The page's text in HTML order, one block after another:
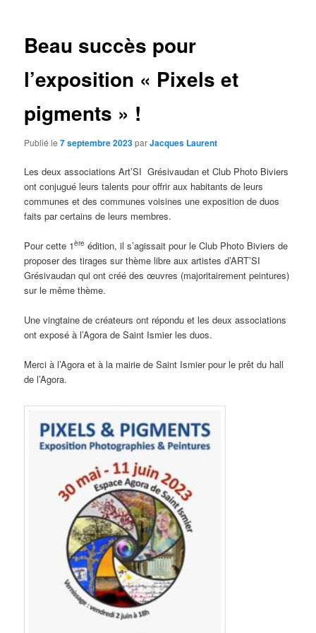
Beau succès pour
l’exposition « Pixels et
pigments » !
Publié le7 septembre 2023parJacques Laurent
Les deux associations Art’SI Grésivaudan et Club Photo Biviers
ont conjugué leurs talents pour offrir aux habitants de leurs
communes et des communes voisines une exposition de duos
faits par certains de leurs membres.
Pour cette 1ère édition, il s’agissait pour le Club Photo Biviers de
proposer des tirages sur thème libre aux artistes d’ART’SI
Grésivaudan qui ont créé des œuvres (majoritairement peintures)
sur le même thème.
Une vingtaine de créateurs ont répondu et les deux associations
ont exposé à l’Agora de Saint Ismier les duos.
Merci à l’Agora et à la mairie de Saint Ismier pour le prêt du hall
de l’Agora.